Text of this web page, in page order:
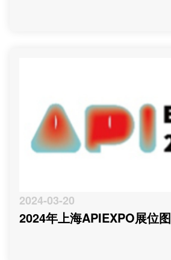
2024-03-20
2024年上海APIEXPO展位图